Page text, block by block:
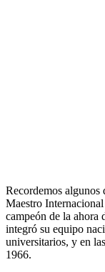
Recordemos algunos
Maestro
campeón de la
integró su equipo
universitarios, y en
1966.